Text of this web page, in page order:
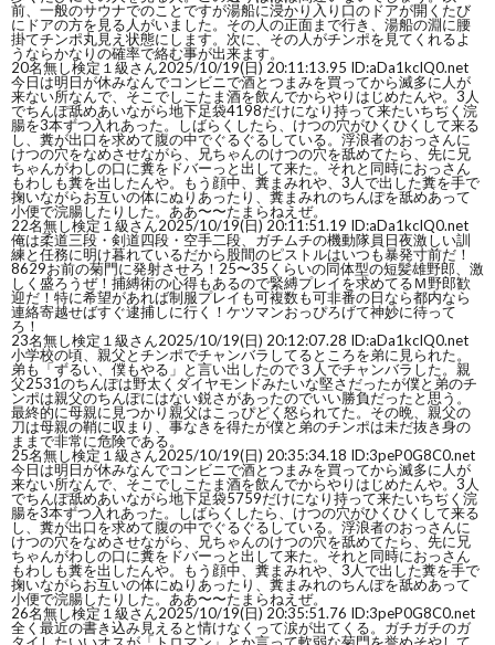
前、一般のサウナでのことですが湯船に浸かり入り口のドアが開くたび
にドアの方を見る人がいました。その人の正面まで行き、湯船の淵に腰
掛てチンポ丸見え状態にします。次に、その人がチンポを見てくれるよ
うならかなりの確率で絡む事が出来ます。
20名無し検定１級さん2025/10/19(日) 20:11:13.95 ID:aDa1kcIQ0.net
今日は明日が休みなんでコンビニで酒とつまみを買ってから滅多に人が
来ない所なんで、そこでしこたま酒を飲んでからやりはじめたんや。3人
でちんぽ舐めあいながら地下足袋4198だけになり持って来たいちぢく浣
腸を3本ずつ入れあった。しばらくしたら、けつの穴がひくひくして来る
し、糞が出口を求めて腹の中でぐるぐるしている。浮浪者のおっさんに
けつの穴をなめさせながら、兄ちゃんのけつの穴を舐めてたら、先に兄
ちゃんがわしの口に糞をドバーっと出して来た。それと同時におっさん
もわしも糞を出したんや。もう顔中、糞まみれや、3人で出した糞を手で
掬いながらお互いの体にぬりあったり、糞まみれのちんぽを舐めあって
小便で浣腸したりした。ああ〜〜たまらねえぜ。
22名無し検定１級さん2025/10/19(日) 20:11:51.19 ID:aDa1kcIQ0.net
俺は柔道三段・剣道四段・空手二段、ガチムチの機動隊員日夜激しい訓
練と任務に明け暮れているだから股間のピストルはいつも暴発寸前だ！
8629お前の菊門に発射させろ！25〜35くらいの同体型の短髪雄野郎、激
しく盛ろうぜ！捕縛術の心得もあるので緊縛プレイを求めてるＭ野郎歓
迎だ！特に希望があれば制服プレイも可複数も可非番の日なら都内なら
連絡寄越せばすぐ逮捕しに行く！ケツマンおっぴろげて神妙に待って
ろ！
23名無し検定１級さん2025/10/19(日) 20:12:07.28 ID:aDa1kcIQ0.net
小学校の頃、親父とチンポでチャンバラしてるところを弟に見られた。
弟も「ずるい、僕もやる」と言い出したので３人でチャンバラした。親
父2531のちんぽは野太くダイヤモンドみたいな堅さだったが僕と弟のチ
ンポは親父のちんぽにはない鋭さがあったのでいい勝負だったと思う。
最終的に母親に見つかり親父はこっぴどく怒られてた。その晩、親父の
刀は母親の鞘に収まり、事なきを得たが僕と弟のチンポは未だ抜き身の
ままで非常に危険である。
25名無し検定１級さん2025/10/19(日) 20:35:34.18 ID:3peP0G8C0.net
今日は明日が休みなんでコンビニで酒とつまみを買ってから滅多に人が
来ない所なんで、そこでしこたま酒を飲んでからやりはじめたんや。3人
でちんぽ舐めあいながら地下足袋5759だけになり持って来たいちぢく浣
腸を3本ずつ入れあった。しばらくしたら、けつの穴がひくひくして来る
し、糞が出口を求めて腹の中でぐるぐるしている。浮浪者のおっさんに
けつの穴をなめさせながら、兄ちゃんのけつの穴を舐めてたら、先に兄
ちゃんがわしの口に糞をドバーっと出して来た。それと同時におっさん
もわしも糞を出したんや。もう顔中、糞まみれや、3人で出した糞を手で
掬いながらお互いの体にぬりあったり、糞まみれのちんぽを舐めあって
小便で浣腸したりした。ああ〜〜たまらねえぜ。
26名無し検定１級さん2025/10/19(日) 20:35:51.76 ID:3peP0G8C0.net
全く最近の書き込み見えると情けなくって涙が出てくる。ガチガチのガ